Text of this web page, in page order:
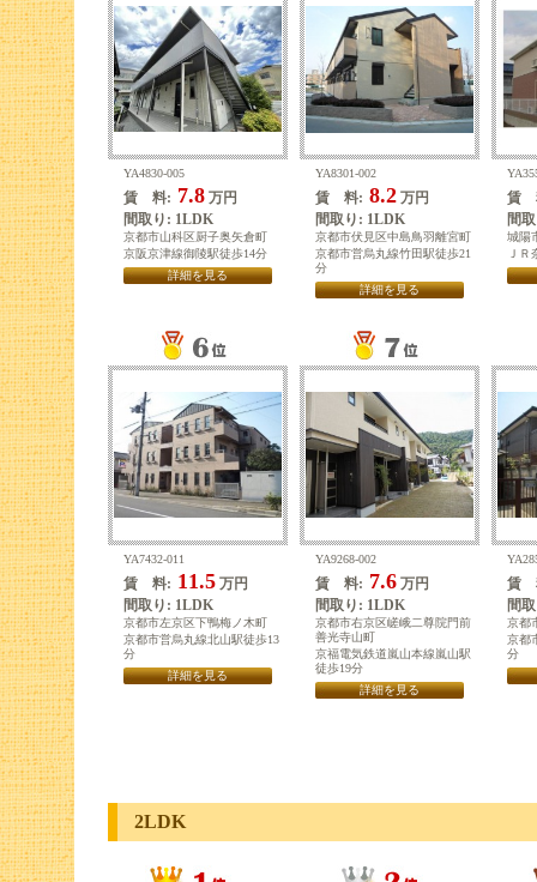
YA4830-005
賃 料: 7.8 万円
間取り: 1LDK
京都市山科区厨子奥矢倉町
京阪京津線御陵駅徒歩14分
詳細を見る
YA8301-002
賃 料: 8.2 万円
間取り: 1LDK
京都市伏見区中島鳥羽離宮町
京都市営烏丸線竹田駅徒歩21
分
詳細を見る
賃
間
城陽
ＪＲ
YA7432-011
賃 料: 11.5 万円
間取り: 1LDK
京都市左京区下鴨梅ノ木町
京都市営烏丸線北山駅徒歩13
分
詳細を見る
YA9268-002
賃 料: 7.6 万円
間取り: 1LDK
京都市右京区嵯峨二尊院門前
善光寺山町
京福電気鉄道嵐山本線嵐山駅
徒歩19分
詳細を見る
賃
間
京都
京都
分
2LDK